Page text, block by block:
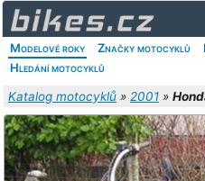
Modelové roky Značky motocyklů
Hledání motocyklů
Katalog motocyklů » 2001 »